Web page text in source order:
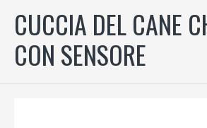
CUCCIA DEL CANE
CON SENSORE